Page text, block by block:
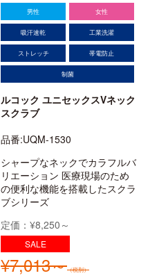
男性 女性
吸汗速乾 工業洗濯
ストレッチ 帯電防止
制菌
ルコック ユニセックスVネック
スクラブ
品番:UQM-1530
シャープなネックでカラフルバ
リエーション 医療現場のため
の便利な機能を搭載したスクラ
ブシリーズ
定価：¥8,250～
¥7,013～（税別）